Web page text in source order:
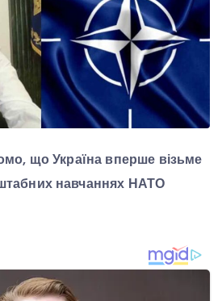
що Україна вперше візьме
навчаннях НАТО